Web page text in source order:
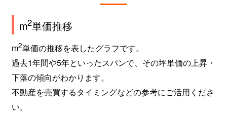
m2単価推移
m2単価の推移を表したグラフです。
過去1年間や5年といったスパンで、その坪単価の上昇・
下落の傾向がわかります。
不動産を売買するタイミングなどの参考にご活用くださ
い。